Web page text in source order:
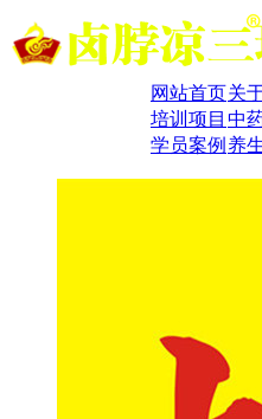
网站首页关
培训项目 中
学员案例 养